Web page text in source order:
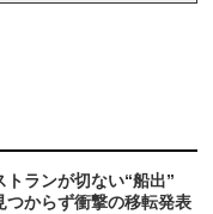
トランが切ない“船出”
つからず衝撃の移転発表